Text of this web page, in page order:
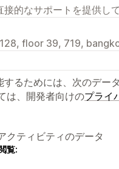
的なサポートを提供し
floor 39, 719,
するためには、次のデー
は、開発者向けのプライ
クティビティのデータ
覧: